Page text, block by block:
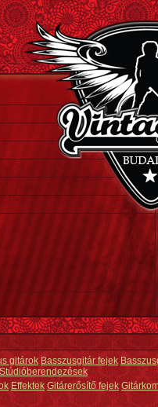
gitárok Basszusgitár fejek
Stúdióberendezések
Effektek Gitárerősítő fejek